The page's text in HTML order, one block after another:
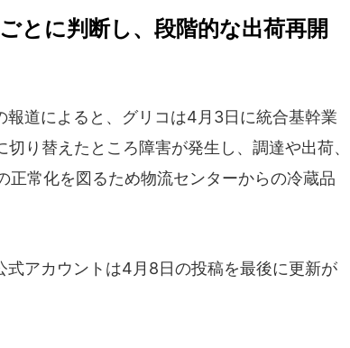
とに判断し、段階的な出荷再開
道によると、グリコは4月3日に統合基幹業
り替えたところ障害が発生し、調達や出荷、
正常化を図るため物流センターからの冷蔵品
アカウントは4月8日の投稿を最後に更新が